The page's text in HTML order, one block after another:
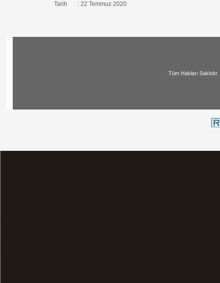
Tarih : 22 Temmuz 2020
Tüm Hakları Saklıdır. | All